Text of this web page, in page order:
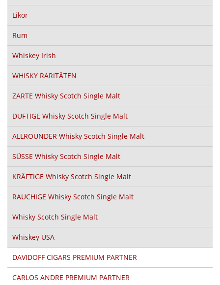
Likör
Rum
Whiskey Irish
WHISKY RARITÄTEN
ZARTE Whisky Scotch Single Malt
DUFTIGE Whisky Scotch Single Malt
ALLROUNDER Whisky Scotch Single Malt
SÜSSE Whisky Scotch Single Malt
KRÄFTIGE Whisky Scotch Single Malt
RAUCHIGE Whisky Scotch Single Malt
Whisky Scotch Single Malt
Whiskey USA
DAVIDOFF CIGARS PREMIUM PARTNER
CARLOS ANDRE PREMIUM PARTNER